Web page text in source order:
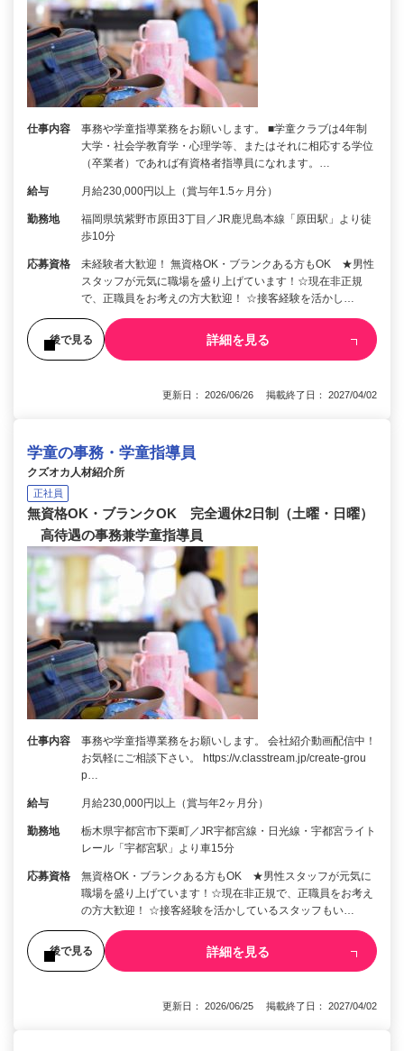
仕事内容
事務や学童指導業務をお願いします。 ■学童クラブは4年制
大学・社会学教育学・心理学等、またはそれに相応する学位
（卒業者）であれば有資格者指導員になれます。…
給与 月給230,000円以上（賞与年1.5ヶ月分）
勤務地
福岡県筑紫野市原田3丁目／JR鹿児島本線「原田駅」より徒
歩10分
応募資格
未経験者大歓迎！ 無資格OK・ブランクある方もOK ★男性
スタッフが元気に職場を盛り上げています！☆現在非正規
で、正職員をお考えの方大歓迎！ ☆接客経験を活かし…
後で見る 詳細を見る
更新日： 2026/06/26 掲載終了日： 2027/04/02
学童の事務・学童指導員
クズオカ人材紹介所
正社員
無資格OK・ブランクOK 完全週休2日制（土曜・日曜）
高待遇の事務兼学童指導員
仕事内容
事務や学童指導業務をお願いします。 会社紹介動画配信中！
お気軽にご相談下さい。 https://v.classtream.jp/create-grou
p…
給与 月給230,000円以上（賞与年2ヶ月分）
勤務地
栃木県宇都宮市下栗町／JR宇都宮線・日光線・宇都宮ライト
レール「宇都宮駅」より車15分
応募資格
無資格OK・ブランクある方もOK ★男性スタッフが元気に
職場を盛り上げています！☆現在非正規で、正職員をお考え
の方大歓迎！ ☆接客経験を活かしているスタッフもい…
後で見る 詳細を見る
更新日： 2026/06/25 掲載終了日： 2027/04/02